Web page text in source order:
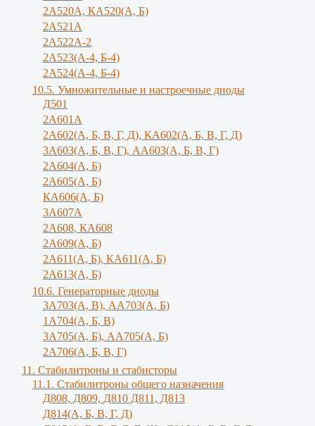
2А520А, КА520(А, Б)
2А521А
2А522А-2
2А523(А-4, Б-4)
2А524(А-4, Б-4)
10.5. Умножительные и настроечные диоды
Д501
2А601А
2А602(А, Б, В, Г, Д), КА602(А, Б, В, Г, Д)
3A603(A, Б, B, Г), АА603(А, Б, В, Г)
2А604(А, Б)
2А605(А, Б)
КА606(А, Б)
3А607А
2А608, КА608
2А609(А, Б)
2А611(А, Б), КА611(А, Б)
2А613(А, Б)
10.6. Генераторные диоды
3A703(A, B), АА703(А, Б)
1А704(А, Б, В)
3А705(А, Б), АА705(А, Б)
2А706(А, Б, В, Г)
11. Стабилитроны и стабисторы
11.1. Стабилитроны общего назначения
Д808, Д809, Д810 Д811, Д813
Д814(А, Б, В, Г, Д)